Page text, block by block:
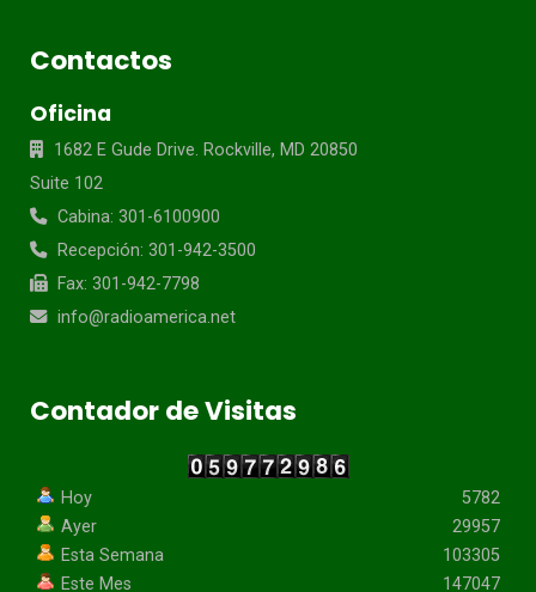
Contactos
Oficina
1682 E Gude Drive. Rockville, MD 20850
Suite 102
Cabina: 301-6100900
Recepción: 301-942-3500
Fax: 301-942-7798
info@radioamerica.net
Contador de Visitas
Hoy
Ayer
Esta Semana
Este Mes
5782
29957
103305
147047